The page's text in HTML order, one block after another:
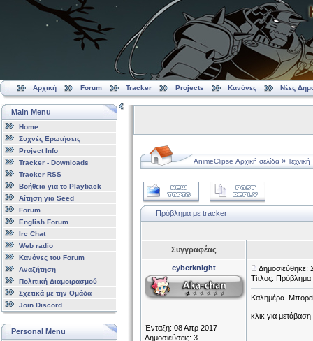
Αρχική Forum Tracker Projects Κανόνες Νέες
Main Menu
Home
Συχνές Ερωτήσεις
Project Info
Tracker - Downloads
Tracker RSS
Βοήθεια για το Playback
Αίτηση για Seed
Forum
English Forum
Irc Chat
Web radio
Κανόνες του Forum
Αναζήτηση
Πολιτική Διαμοιρασμού
Σχετικά με την Ομάδα
Join Discord
Personal Menu
AnimeClipse Αρχική σελίδα »
Πρόβλημα με tracker
Συγγραφέας
cyberknight
Ένταξη: 08 Απρ 2017
Δημοσιεύσεις: 3
Δημοσιεύθηκε:
Τίτλος:
Καλημέρα.
κλικ για